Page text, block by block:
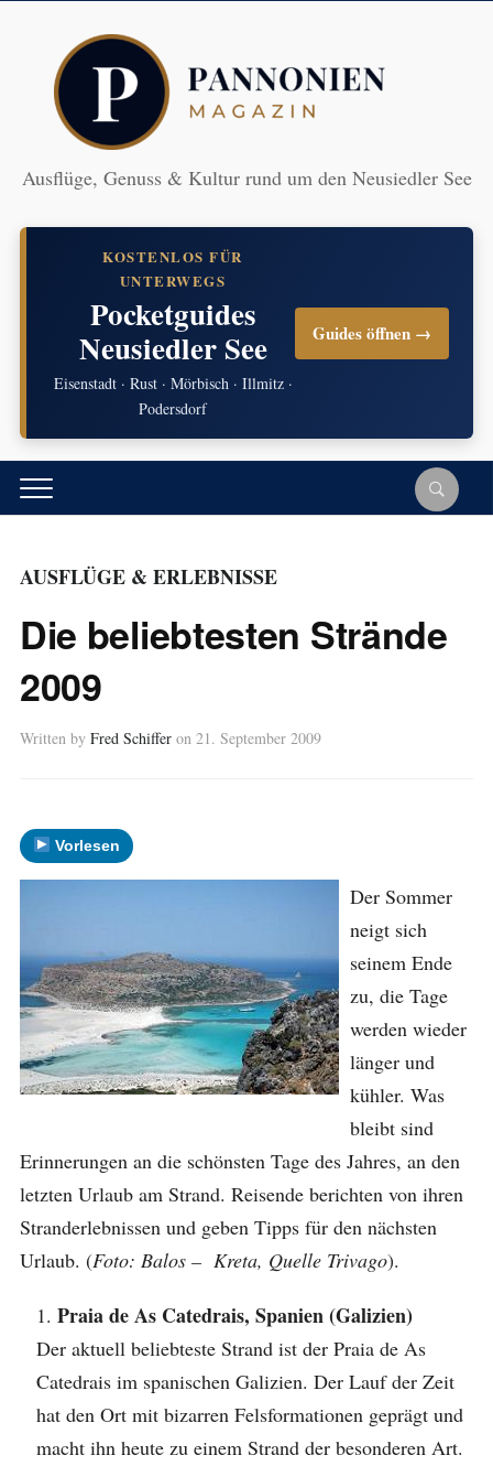
Ausflüge, Genuss & Kultur rund um den Neusiedler See
KOSTENLOS FÜR
UNTERWEGS
Pocketguides
Neusiedler See
Eisenstadt · Rust · Mörbisch · Illmitz ·
Podersdorf
Guides öffnen →
AUSFLÜGE & ERLEBNISSE
Die beliebtesten Strände
2009
Written by Fred Schiffer on 21. September 2009
Vorlesen
Der Sommer
neigt sich
seinem Ende
zu, die Tage
werden wieder
länger und
kühler. Was
bleibt sind
Erinnerungen an die schönsten Tage des Jahres, an den
letzten Urlaub am Strand. Reisende berichten von ihren
Stranderlebnissen und geben Tipps für den nächsten
Urlaub. (Foto: Balos – Kreta, Quelle Trivago).
Praia de As Catedrais, Spanien (Galizien)
Der aktuell beliebteste Strand ist der Praia de As
Catedrais im spanischen Galizien. Der Lauf der Zeit
hat den Ort mit bizarren Felsformationen geprägt und
macht ihn heute zu einem Strand der besonderen Art.